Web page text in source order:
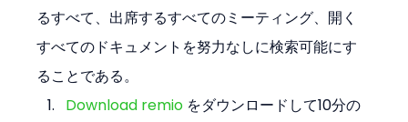
るすべて、出席するすべてのミーティング、開く
すべてのドキュメントを努力なしに検索可能にす
ることである。
Download remio をダウンロードして10分の